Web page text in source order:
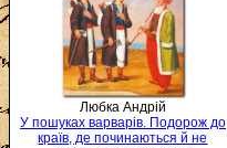
Любка Андрій
У пошуках варварів. Подорож до
країв, де починаються й не